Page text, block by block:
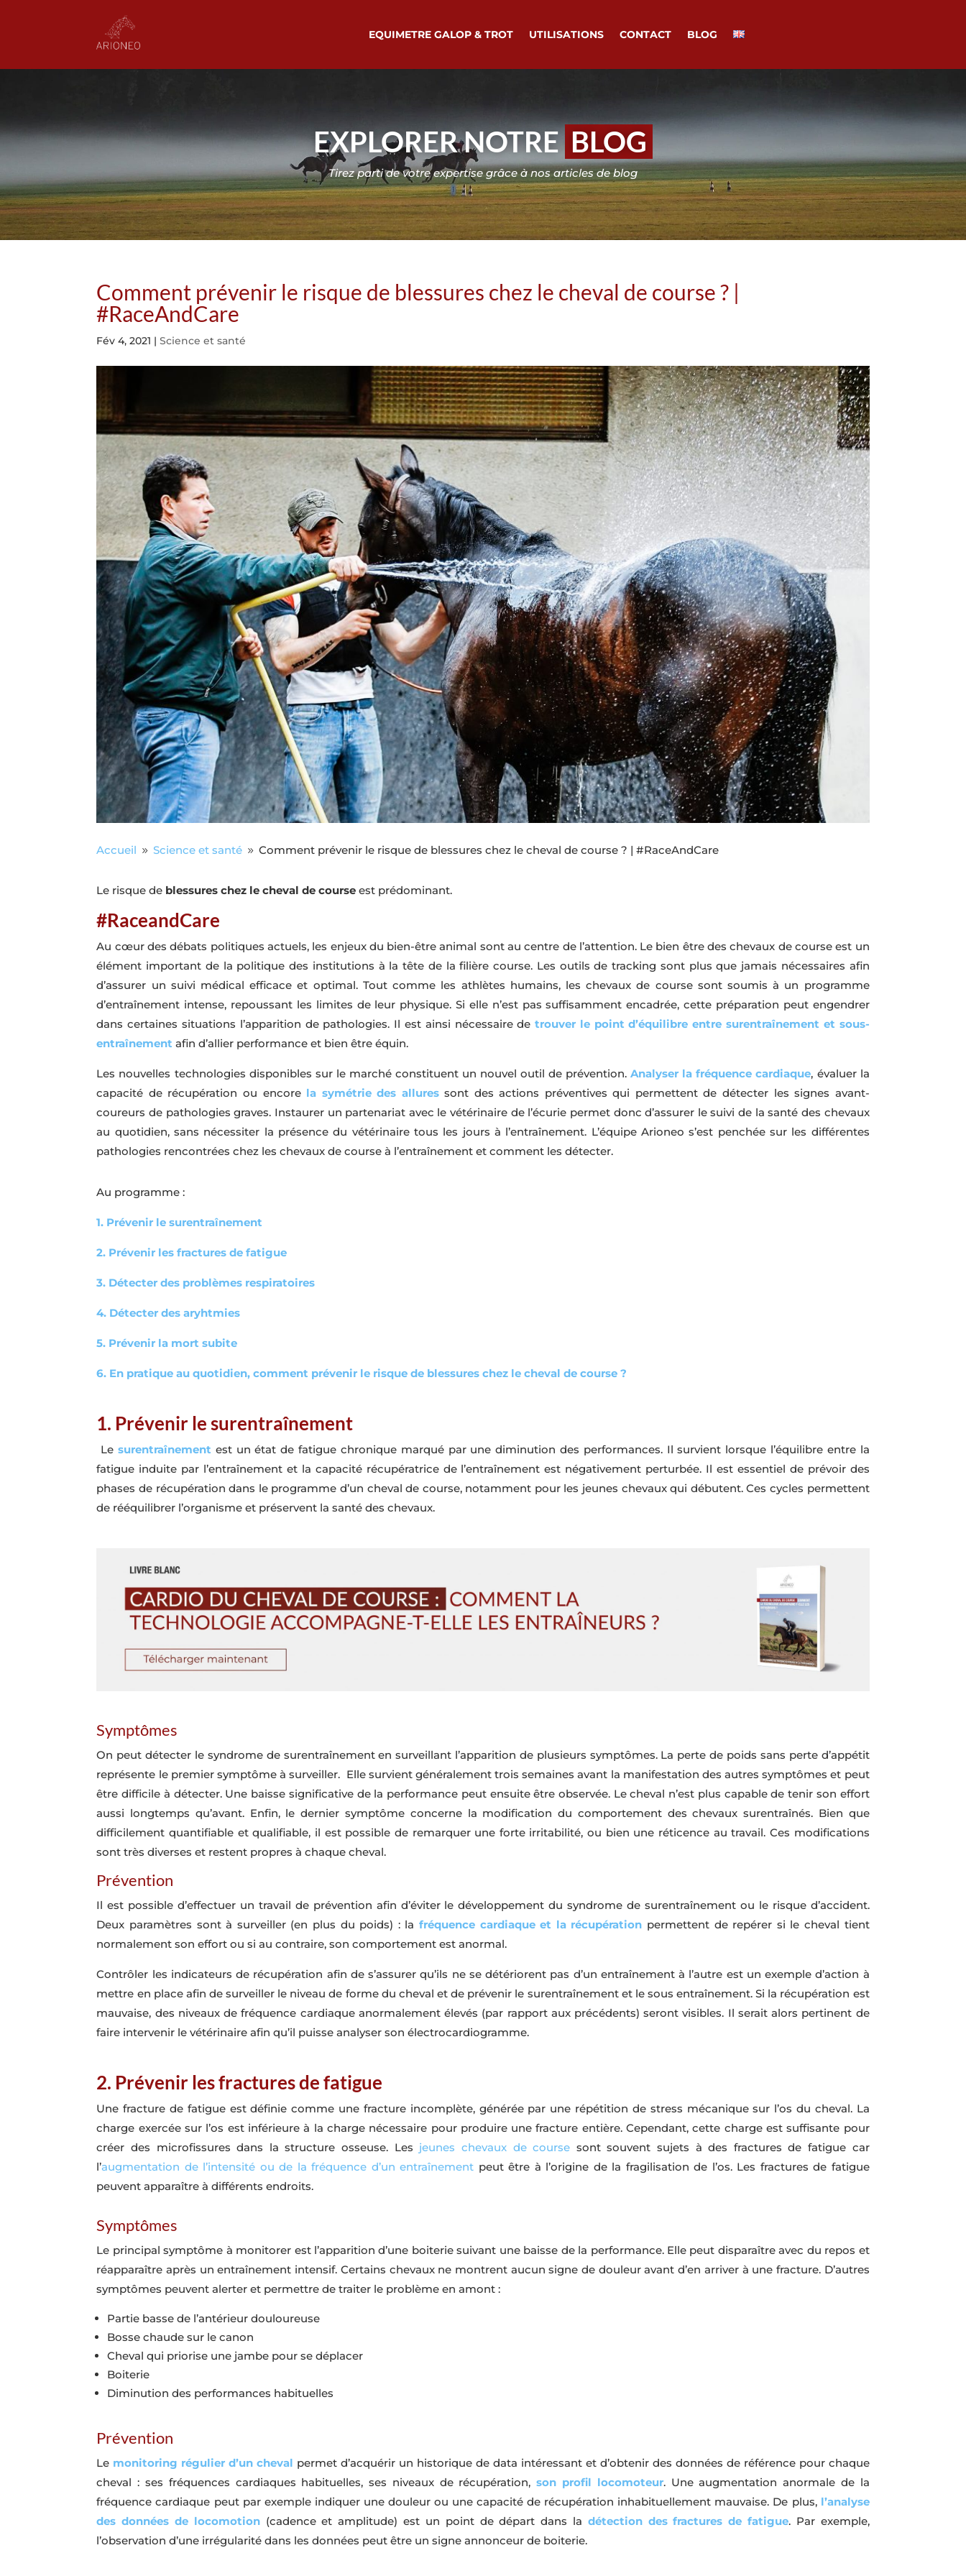
EQUIMETRE GALOP & TROT UTILISATIONS CONTACT BLOG
EXPLORER NOTRE BLOG
Tirez parti de votre expertise grâce à nos articles de blog
Comment prévenir le risque de blessures chez le cheval de course ? |
#RaceAndCare
Fév 4, 2021 |Science et santé
Accueil 9 Science et santé 9 Comment prévenir le risque de blessures chez le cheval de course ? | #RaceAndCare
Le risque de blessures chez le cheval de course est prédominant.
#RaceandCare
Au cœur des débats politiques actuels, les enjeux du bien-être animal sont au centre de l’attention. Le bien être des chevaux de course est un
élément important de la politique des institutions à la tête de la filière course. Les outils de tracking sont plus que jamais nécessaires afin
d’assurer un suivi médical efficace et optimal. Tout comme les athlètes humains, les chevaux de course sont soumis à un programme
d’entraînement intense, repoussant les limites de leur physique. Si elle n’est pas suffisamment encadrée, cette préparation peut engendrer
dans certaines situations l’apparition de pathologies. Il est ainsi nécessaire detrouver le point d’équilibre entre surentraînement et sous-
entraînement afin d’allier performance et bien être équin.
Les nouvelles technologies disponibles sur le marché constituent un nouvel outil de prévention.Analyser la fréquence cardiaque, évaluer la
capacité de récupération ou encore la symétrie des alluressont des actions préventives qui permettent de détecter les signes avant-
coureurs de pathologies graves. Instaurer un partenariat avec le vétérinaire de l’écurie permet donc d’assurer le suivi de la santé des chevaux
au quotidien, sans nécessiter la présence du vétérinaire tous les jours à l’entraînement. L’équipe Arioneo s’est penchée sur les différentes
pathologies rencontrées chez les chevaux de course à l’entraînement et comment les détecter.
Au programme :
1. Prévenir le surentraînement
2. Prévenir les fractures de fatigue
3. Détecter des problèmes respiratoires
4. Détecter des aryhtmies
5. Prévenir la mort subite
6. En pratique au quotidien, comment prévenir le risque de blessures chez le cheval de course ?
1. Prévenir le surentraînement
Lesurentraînement est un état de fatigue chronique marqué par une diminution des performances. Il survient lorsque l’équilibre entre la
fatigue induite par l’entraînement et la capacité récupératrice de l’entraînement est négativement perturbée. Il est essentiel de prévoir des
phases de récupération dans le programme d’un cheval de course, notamment pour les jeunes chevaux qui débutent. Ces cycles permettent
de rééquilibrer l’organisme et préservent la santé des chevaux.
Symptômes
On peut détecter le syndrome de surentraînement en surveillant l’apparition de plusieurs symptômes. La perte de poids sans perte d’appétit
représente le premier symptôme à surveiller. Elle survient généralement trois semaines avant la manifestation des autres symptômes et peut
être difficile à détecter. Une baisse significative de la performance peut ensuite être observée. Le cheval n’est plus capable de tenir son effort
aussi longtemps qu’avant. Enfin, le dernier symptôme concerne la modification du comportement des chevaux surentraînés. Bien que
difficilement quantifiable et qualifiable, il est possible de remarquer une forte irritabilité, ou bien une réticence au travail. Ces modifications
sont très diverses et restent propres à chaque cheval.
Prévention
Il est possible d’effectuer un travail de prévention afin d’éviter le développement du syndrome de surentraînement ou le risque d’accident.
Deux paramètres sont à surveiller (en plus du poids) : la fréquence cardiaque et la récupération permettent de repérer si le cheval tient
normalement son effort ou si au contraire, son comportement est anormal.
Contrôler les indicateurs de récupération afin de s’assurer qu’ils ne se détériorent pas d’un entraînement à l’autre est un exemple d’action à
mettre en place afin de surveiller le niveau de forme du cheval et de prévenir le surentraînement et le sous entraînement. Si la récupération est
mauvaise, des niveaux de fréquence cardiaque anormalement élevés (par rapport aux précédents) seront visibles. Il serait alors pertinent de
faire intervenir le vétérinaire afin qu’il puisse analyser son électrocardiogramme.
2. Prévenir les fractures de fatigue
Une fracture de fatigue est définie comme une fracture incomplète, générée par une répétition de stress mécanique sur l’os du cheval. La
charge exercée sur l’os est inférieure à la charge nécessaire pour produire une fracture entière. Cependant, cette charge est suffisante pour
créer des microfissures dans la structure osseuse. Les jeunes chevaux de course sont souvent sujets à des fractures de fatigue car
l’augmentation de l’intensité ou de la fréquence d’un entraînement peut être à l’origine de la fragilisation de l’os. Les fractures de fatigue
peuvent apparaître à différents endroits.
Symptômes
Le principal symptôme à monitorer est l’apparition d’une boiterie suivant une baisse de la performance. Elle peut disparaître avec du repos et
réapparaître après un entraînement intensif. Certains chevaux ne montrent aucun signe de douleur avant d’en arriver à une fracture. D’autres
symptômes peuvent alerter et permettre de traiter le problème en amont :
Partie basse de l’antérieur douloureuse
Bosse chaude sur le canon
Cheval qui priorise une jambe pour se déplacer
Boiterie
Diminution des performances habituelles
Prévention
Le monitoring régulier d’un cheval permet d’acquérir un historique de data intéressant et d’obtenir des données de référence pour chaque
cheval : ses fréquences cardiaques habituelles, ses niveaux de récupération,son profil locomoteur. Une augmentation anormale de la
fréquence cardiaque peut par exemple indiquer une douleur ou une capacité de récupération inhabituellement mauvaise. De plus, l’analyse
des données de locomotion(cadence et amplitude) est un point de départ dans la détection des fractures de fatigue. Par exemple,
l’observation d’une irrégularité dans les données peut être un signe annonceur de boiterie.